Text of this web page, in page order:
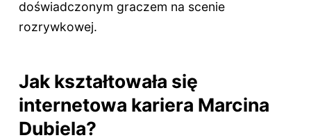
doświadczonym graczem na scenie
rozrywkowej.
Jak kształtowała się
internetowa kariera Marcina
Dubiela?